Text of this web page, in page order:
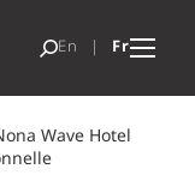
Wave Hotel